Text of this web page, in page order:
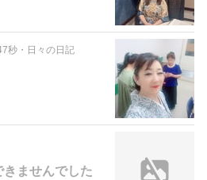
秒 ・ 日々の日記
ませんでした